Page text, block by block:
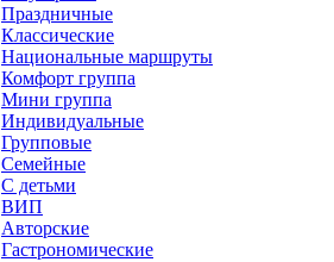
Праздничные
Классические
Национальные маршруты
Комфорт группа
Мини группа
Индивидуальные
Групповые
Семейные
С детьми
ВИП
Авторские
Гастрономические